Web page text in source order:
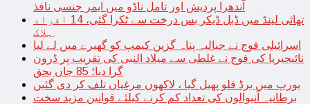
آندھرا پردیش اور تامل ناڈو میں ایمر جنسی نافذ
تھائی لینڈ میں ڈبل ڈیکر بس درخت سے ٹکرا گئی، 14 افراد
ہلاک
اسرائیلی فوج نے جبالیہ پناہ گزین کیمپ کو گھیرے میں لے لیا
نائیجیریا کی فوج نے غلطی سے میلاد النبی کی تقریب پر ڈرون
گرا دیا؛ 85 جاں بحق
یورپ میں برڈ فلو پھیل گیا ، لاکھوں مرغیاں تلف کر دی گئیں
برطانیہ آنیوالوں کی تعداد کم کرنے کیلئے قوانین مزید سخت